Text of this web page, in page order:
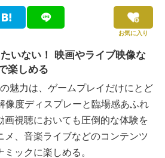
お気に入り
いない！ 映画やライブ映像な
楽しめる
魅力は、ゲームプレイだけにとど
像度ディスプレーと臨場感あふれ
画視聴においても圧倒的な体験を
メ、音楽ライブなどのコンテンツ
ックに楽しめる。